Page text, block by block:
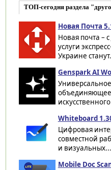
ТОП-сегодня раздела
Новая Почта
Новая почта –
услуги
Украине
Genspark AI
Whiteboard
Цифровая
совместной
и визуальных...
Mobile Doc